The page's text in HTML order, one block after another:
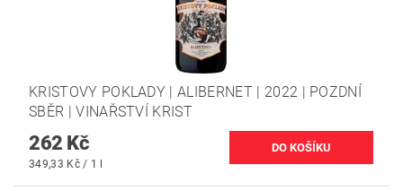
KRISTOVY POKLADY | ALIBERNET | 2022 | POZDNÍ
SBĚR | VINAŘSTVÍ KRIST
262 Kč
349,33 Kč / 1 l